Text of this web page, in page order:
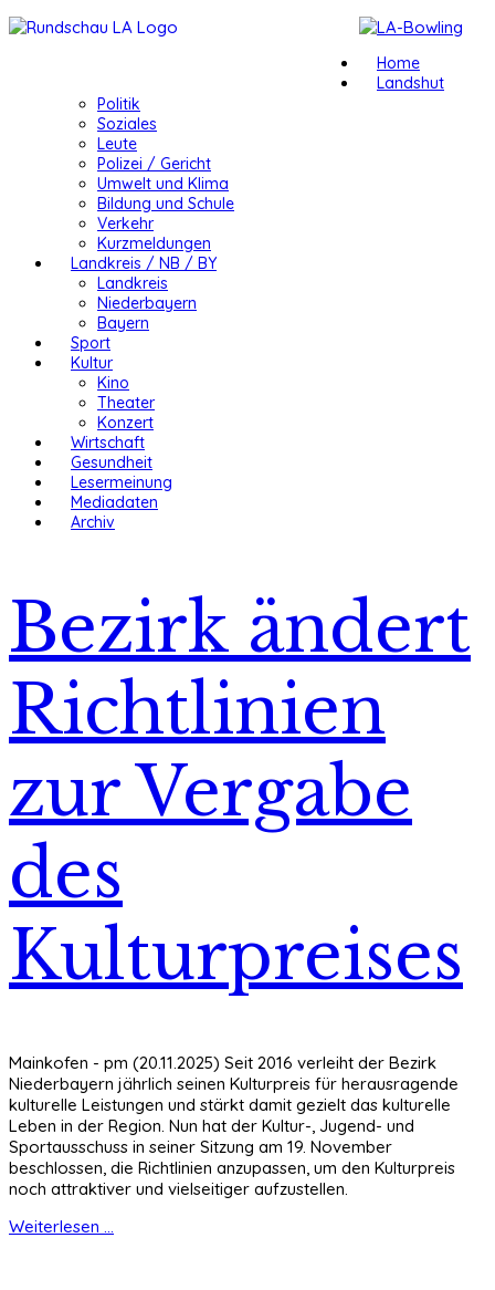
Home
Landshut
Politik
Soziales
Leute
Polizei / Gericht
Umwelt und Klima
Bildung und Schule
Verkehr
Kurzmeldungen
Landkreis / NB / BY
Landkreis
Niederbayern
Bayern
Sport
Kultur
Kino
Theater
Konzert
Wirtschaft
Gesundheit
Lesermeinung
Mediadaten
Archiv
Bezirk ändert
Richtlinien
zur Vergabe
des
Kulturpreises
Mainkofen - pm (20.11.2025) Seit 2016 verleiht der Bezirk
Niederbayern jährlich seinen Kulturpreis für herausragende
kulturelle Leistungen und stärkt damit gezielt das kulturelle
Leben in der Region. Nun hat der Kultur-, Jugend- und
Sportausschuss in seiner Sitzung am 19. November
beschlossen, die Richtlinien anzupassen, um den Kulturpreis
noch attraktiver und vielseitiger aufzustellen.
Weiterlesen ...